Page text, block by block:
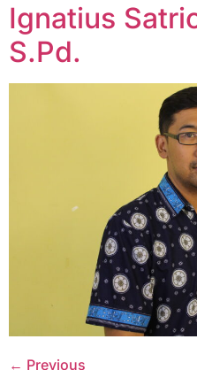
Ignatius
S.Pd.
← Previous